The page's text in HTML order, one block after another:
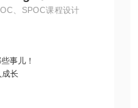
、SPOC课程设计
事儿！
长